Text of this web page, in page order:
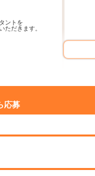
ントを
ただきます。
応募